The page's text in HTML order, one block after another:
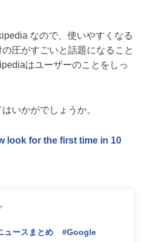
なので、使いやすくなる
圧がすごいと話題になること
はユーザーのことをしっ
いかがでしょうか。
look for the first time in 10
ュースまとめ
#Google